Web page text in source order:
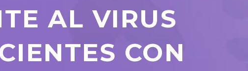
AL VIRUS
CON